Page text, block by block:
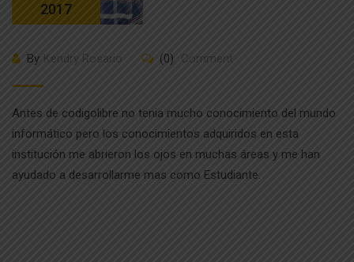
2017
By Kendry Rosario (0) Comment
Antes de codigolibre no tenia mucho conocimiento del mundo
informático pero los conocimientos adquiridos en esta
institución me abrieron los ojos en muchas áreas y me han
ayudado a desarrollarme mas como Estudiante.